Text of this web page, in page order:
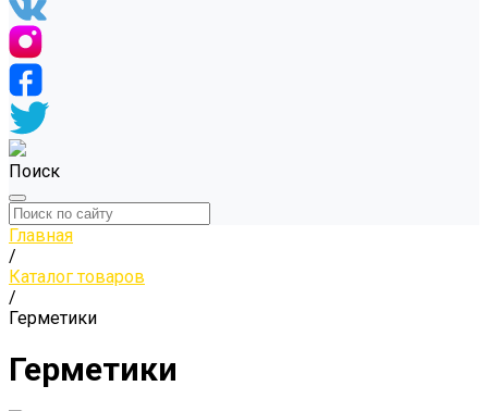
Поиск
Главная
/
Каталог товаров
/
Герметики
Герметики